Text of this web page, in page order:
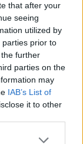
that after your
seeing
utilized by
parties prior to
further
parties on the
may
IAB’s List of
it to other
more Google